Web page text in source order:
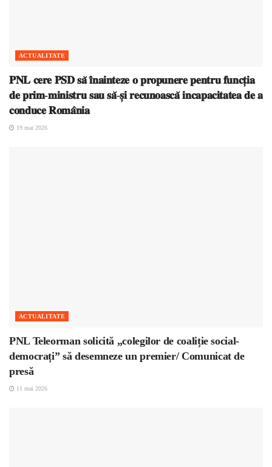
ACTUALITATE
𝐏𝐍𝐋 𝐜𝐞𝐫𝐞 𝐏𝐒𝐃 𝐬𝐚̆ 𝐢̂𝐧𝐚𝐢𝐧𝐭𝐞𝐳𝐞 𝐨 𝐩𝐫𝐨𝐩𝐮𝐧𝐞𝐫𝐞 𝐩𝐞𝐧𝐭𝐫𝐮 𝐟𝐮𝐧𝐜𝐭̦𝐢𝐚
𝐝𝐞 𝐩𝐫𝐢𝐦-𝐦𝐢𝐧𝐢𝐬𝐭𝐫𝐮 𝐬𝐚𝐮 𝐬𝐚̆-𝐬̦𝐢 𝐫𝐞𝐜𝐮𝐧𝐨𝐚𝐬𝐜𝐚̆ 𝐢𝐧𝐜𝐚𝐩𝐚𝐜𝐢𝐭𝐚𝐭𝐞𝐚 𝐝𝐞 𝐚
𝐜𝐨𝐧𝐝𝐮𝐜𝐞 𝐑𝐨𝐦𝐚̂𝐧𝐢𝐚
19 mai 2026
ACTUALITATE
PNL Teleorman solicită „colegilor de coaliție social-
democrați” să desemneze un premier/ Comunicat de
presă
11 mai 2026